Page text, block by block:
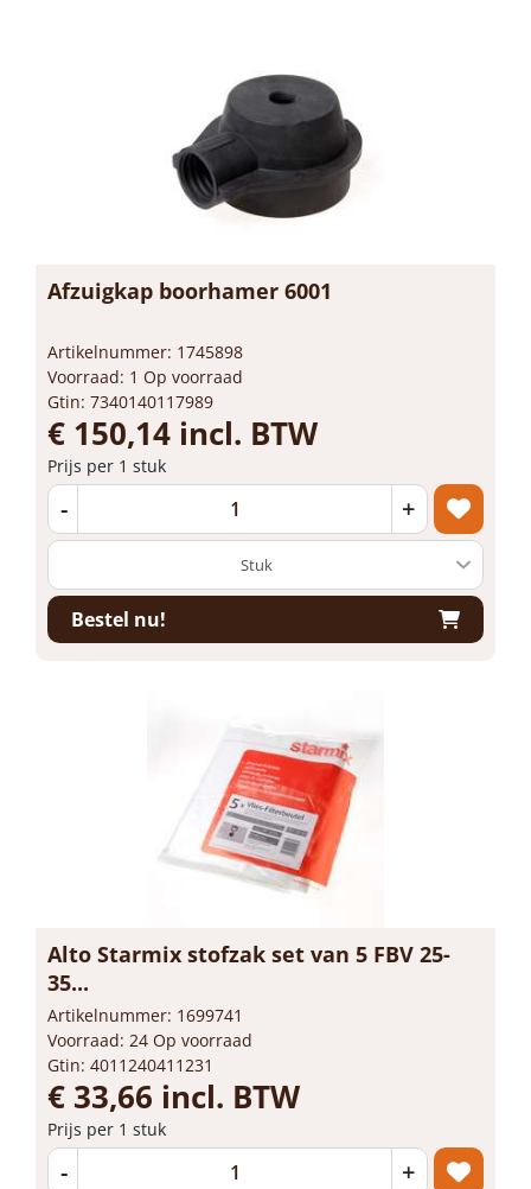
Afzuigkap boorhamer 6001
Artikelnummer: 1745898
Voorraad: 1 Op voorraad
Gtin: 7340140117989
€ 150,14 incl. BTW
Prijs per 1 stuk
- +
Bestel nu!
Alto Starmix stofzak set van 5 FBV 25-
35...
Artikelnummer: 1699741
Voorraad: 24 Op voorraad
Gtin: 4011240411231
€ 33,66 incl. BTW
Prijs per 1 stuk
- +